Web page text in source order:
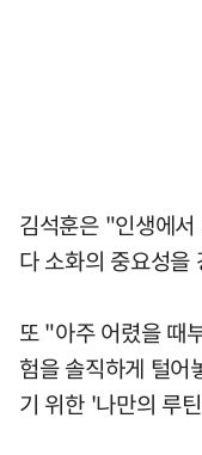
김석훈은 "인생에
다 소화의 중요성을
또 "아주 어렸을 때
험을 솔직하게 털어
기 위한 '나만의 루